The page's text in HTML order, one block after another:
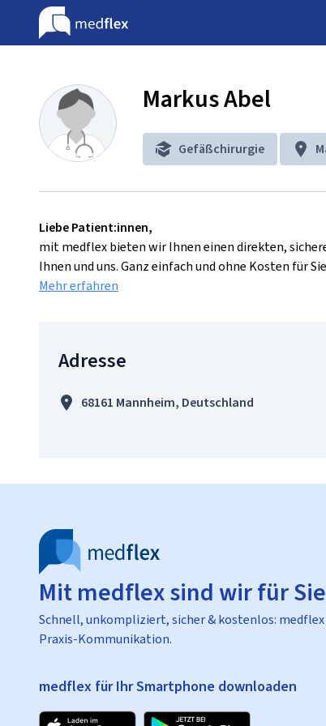
Markus Abel
Gefäßchirurgie
Liebe Patient:innen,
mit medflex bieten wir Ihnen einen direkten,
Ihnen und uns. Ganz einfach und ohne Kosten für
Mehr erfahren
Adresse
68161 Mannheim, Deutschland
Mit medflex sind wir für
Schnell, unkompliziert, sicher & kostenlos:
Praxis-Kommunikation.
medflex für Ihr Smartphone downloaden